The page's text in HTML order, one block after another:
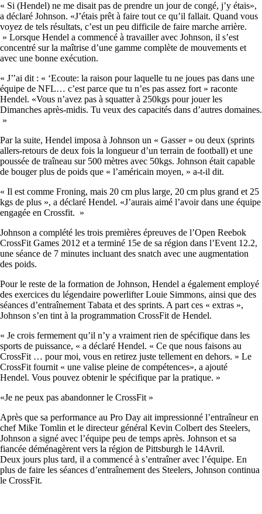
« Si (Hendel) ne me disait pas de prendre un jour de congé, j’y étais»,
a déclaré Johnson. «J’étais prêt à faire tout ce qu’il fallait. Quand vous
voyez de tels résultats, c’est un peu difficile de faire marche arrière.
» Lorsque Hendel a commencé à travailler avec Johnson, il s’est
concentré sur la maîtrise d’une gamme complète de mouvements et
avec une bonne exécution.
« J’’ai dit : « ‘Ecoute: la raison pour laquelle tu ne joues pas dans une
équipe de NFL… c’est parce que tu n’es pas assez fort » raconte
Hendel. «Vous n’avez pas à squatter à 250kgs pour jouer les
Dimanches après-midis. Tu veux des capacités dans d’autres domaines.
»
Par la suite, Hendel imposa à Johnson un « Gasser » ou deux (sprints
allers-retours de deux fois la longueur d’un terrain de football) et une
poussée de traîneau sur 500 mètres avec 50kgs. Johnson était capable
de bouger plus de poids que « l’américain moyen, » a-t-il dit.
« Il est comme Froning, mais 20 cm plus large, 20 cm plus grand et 25
kgs de plus », a déclaré Hendel. «J’aurais aimé l’avoir dans une équipe
engagée en Crossfit. »
Johnson a complété les trois premières épreuves de l’Open Reebok
CrossFit Games 2012 et a terminé 15e de sa région dans l’Event 12.2,
une séance de 7 minutes incluant des snatch avec une augmentation
des poids.
Pour le reste de la formation de Johnson, Hendel a également employé
des exercices du légendaire powerlifter Louie Simmons, ainsi que des
séances d’entraînement Tabata et des sprints. A part ces « extras »,
Johnson s’en tint à la programmation CrossFit de Hendel.
« Je crois fermement qu’il n’y a vraiment rien de spécifique dans les
sports de puissance, « a déclaré Hendel. « Ce que nous faisons au
CrossFit … pour moi, vous en retirez juste tellement en dehors. » Le
CrossFit fournit « une valise pleine de compétences», a ajouté
Hendel. Vous pouvez obtenir le spécifique par la pratique. »
«Je ne peux pas abandonner le CrossFit »
Après que sa performance au Pro Day ait impressionné l’entraîneur en
chef Mike Tomlin et le directeur général Kevin Colbert des Steelers,
Johnson a signé avec l’équipe peu de temps après. Johnson et sa
fiancée déménagèrent vers la région de Pittsburgh le 14Avril.
Deux jours plus tard, il a commencé à s’entraîner avec l’équipe. En
plus de faire les séances d’entraînement des Steelers, Johnson continua
le CrossFit.